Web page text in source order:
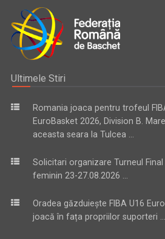
Ultimele Stiri
Romania joaca pentru trofeul
EuroBasket 2026, Division B.
aceasta seara la Tulcea ...
Solicitari organizare Turneul Final
feminin 23-27.08.2026 ...
Oradea găzduiește FIBA U16
joacă în fața propriilor suporteri ...